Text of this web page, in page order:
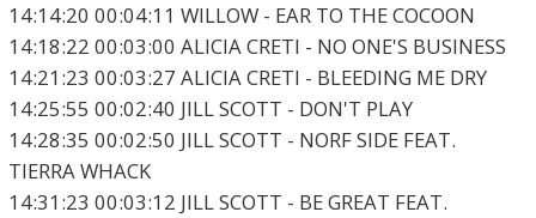
14:14:20 00:04:11 WILLOW - EAR TO THE COCOON
14:18:22 00:03:00 ALICIA CRETI - NO ONE'S BUSINESS
14:21:23 00:03:27 ALICIA CRETI - BLEEDING ME DRY
14:25:55 00:02:40 JILL SCOTT - DON'T PLAY
14:28:35 00:02:50 JILL SCOTT - NORF SIDE FEAT.
TIERRA WHACK
14:31:23 00:03:12 JILL SCOTT - BE GREAT FEAT.